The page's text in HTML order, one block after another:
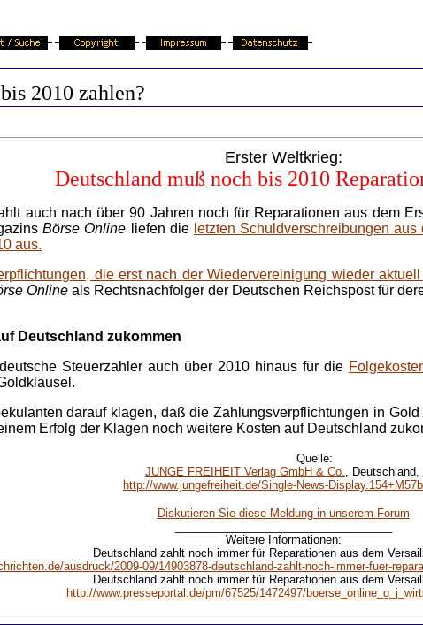
2010 zahlen?
Erster Weltkrieg:
Deutschland muß noch bis 2010
auch nach über 90 Jahren noch für Reparationen aus dem
Börse Online liefen die letzten Schuldverschreibungen aus
aus.
die erst nach der Wiedervereinigung wieder
Online als Rechtsnachfolger der Deutschen Reichspost für
Deutschland zukommen
Steuerzahler auch über 2010 hinaus für die
darauf klagen, daß die Zahlungsverpflichtungen in
Erfolg der Klagen noch weitere Kosten auf Deutschland
Quelle:
JUNGE FREIHEIT Verlag GmbH & Co., Deutschland,
http://www.jungefreiheit.de/Single-News-
Diskutieren Sie diese Meldung in unserem Forum
Weitere Informationen:
Deutschland zahlt noch immer für Reparationen aus dem
ausdruck/2009-09/14903878-deutschland-zahlt-noch-immer-fuer-
Deutschland zahlt noch immer für Reparationen aus dem
http://www.presseportal.de/pm/67525/1472497/